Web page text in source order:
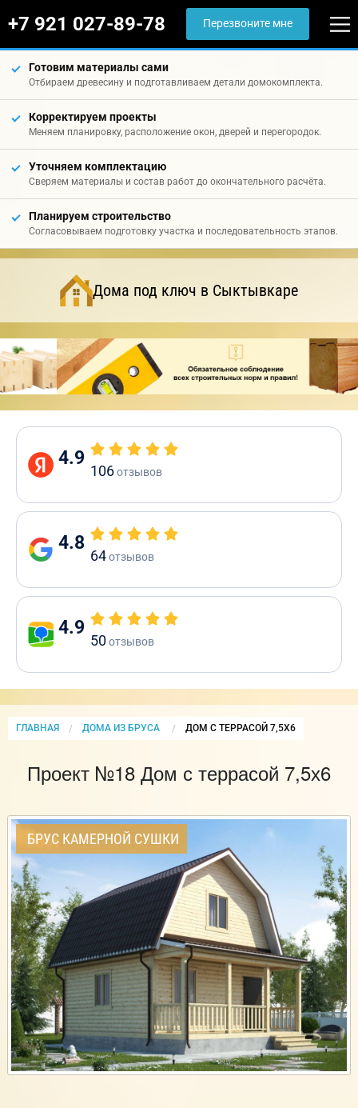
+7 921 027-89-78 Перезвоните мне
Готовим материалы сами
Отбираем древесину и подготавливаем детали домокомплекта.
Корректируем проекты
Меняем планировку, расположение окон, дверей и перегородок.
Уточняем комплектацию
Сверяем материалы и состав работ до окончательного расчёта.
Планируем строительство
Согласовываем подготовку участка и последовательность этапов.
Дома под ключ в Сыктывкаре
4.9
106отзывов
4.8
64отзывов
4.9
50отзывов
ГЛАВНАЯ ДОМА ИЗ БРУСА CURRENT:
ДОМ С ТЕРРАСОЙ 7,5Х6
Проект №18 Дом с террасой 7,5х6
БРУС КАМЕРНОЙ СУШКИ